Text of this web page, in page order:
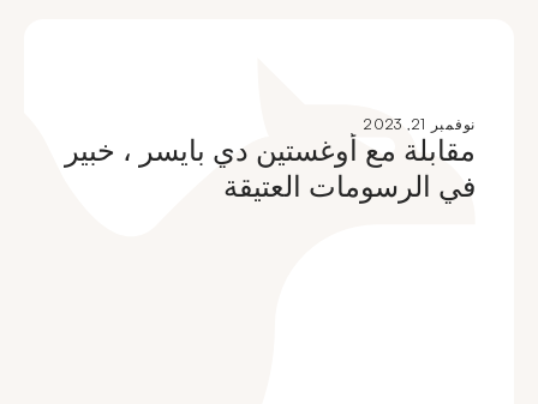
نوفمبر 21, 2023
مقابلة مع أوغستين دي بايسر ، خبير
في الرسومات العتيقة